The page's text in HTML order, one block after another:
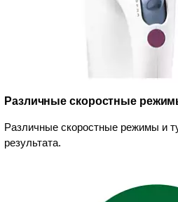
Различные скоростные
Различные скоростные режимы и
результата.